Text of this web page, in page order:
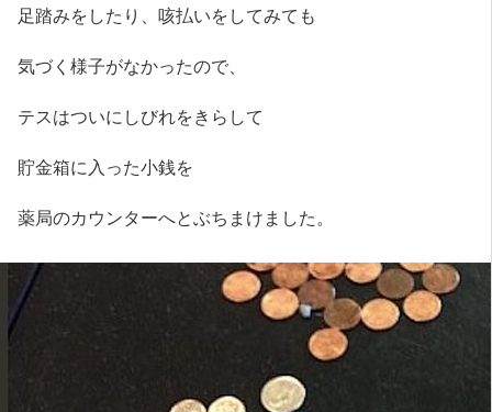
足踏みをしたり、咳払いをしてみても
気づく様子がなかったので、
テスはついにしびれをきらして
貯金箱に入った小銭を
薬局のカウンターへとぶちまけました。